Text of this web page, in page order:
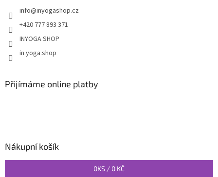
info@inyogashop.cz
+420 777 893 371
INYOGA SHOP
in.yoga.shop
Přijímáme online platby
Nákupní košík
0KS / 0 KČ